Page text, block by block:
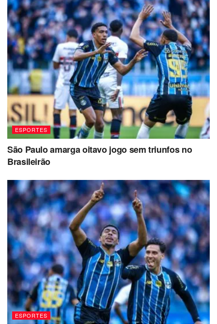
ESPORTES
São Paulo amarga oitavo jogo sem triunfos no
Brasileirão
ESPORTES